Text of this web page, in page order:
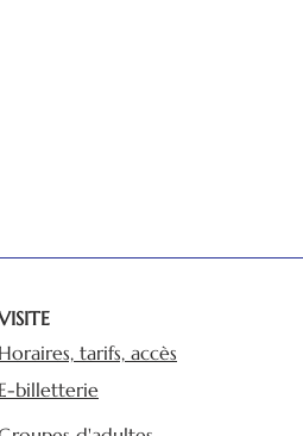
Horaires, tarifs, accès
E-billetterie